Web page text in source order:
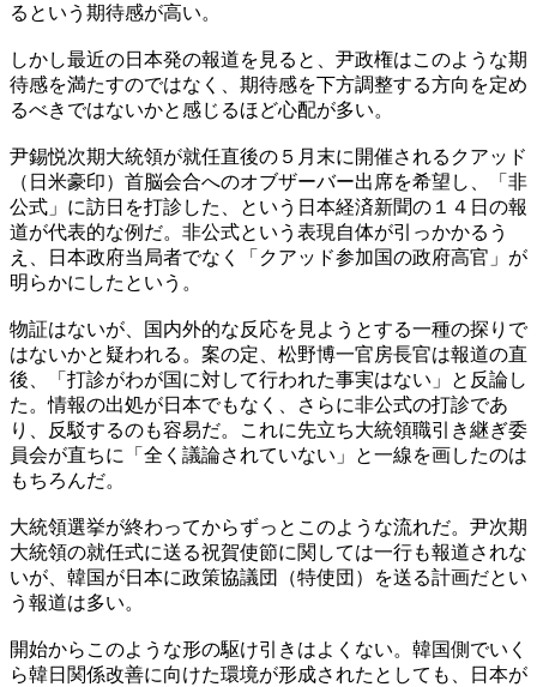
るという期待感が高い。
しかし最近の日本発の報道を見ると、尹政権はこのような期
待感を満たすのではなく、期待感を下方調整する方向を定め
るべきではないかと感じるほど心配が多い。
尹錫悦次期大統領が就任直後の５月末に開催されるクアッド
（日米豪印）首脳会合へのオブザーバー出席を希望し、「非
公式」に訪日を打診した、という日本経済新聞の１４日の報
道が代表的な例だ。非公式という表現自体が引っかかるう
え、日本政府当局者でなく「クアッド参加国の政府高官」が
明らかにしたという。
物証はないが、国内外的な反応を見ようとする一種の探りで
はないかと疑われる。案の定、松野博一官房長官は報道の直
後、「打診がわが国に対して行われた事実はない」と反論し
た。情報の出処が日本でもなく、さらに非公式の打診であ
り、反駁するのも容易だ。これに先立ち大統領職引き継ぎ委
員会が直ちに「全く議論されていない」と一線を画したのは
もちろんだ。
大統領選挙が終わってからずっとこのような流れだ。尹次期
大統領の就任式に送る祝賀使節に関しては一行も報道されな
いが、韓国が日本に政策協議団（特使団）を送る計画だとい
う報道は多い。
開始からこのような形の駆け引きはよくない。韓国側でいく
ら韓日関係改善に向けた環境が形成されたとしても、日本が